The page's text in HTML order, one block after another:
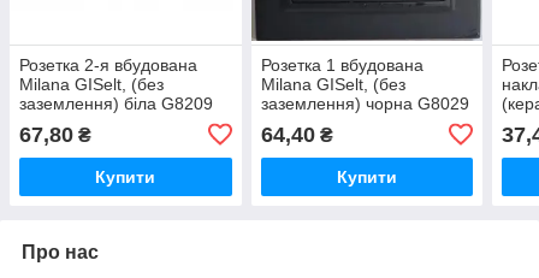
Розетка 2-я вбудована
Milana GISelt, (без
заземлення) біла G8209
67,80 ₴
Купити
Розетка 1 вбудована
Milana GISelt, (без
заземлення) чорна G8029
64,40₴
Купити
Про нас